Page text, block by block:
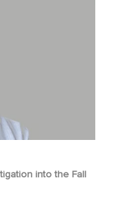
into the Fall